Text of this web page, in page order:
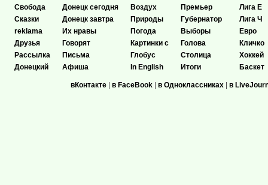
Свобода
Сказки
reklama
Друзья
Рассылка
Донецкий
Донецк сегодня
Донецк завтра
Их нравы
Говорят
Письма
Афиша
Воздух
Природы
Погода
Картинки с
Глобус
In English
Премьер
Губернатор
Выборы
Голова
Столица
Итоги
Лига Е
Лига Ч
Евро
Кличко
Хоккей
Баскет
вКонтакте | в FaceBook | в Одноклассниках | в